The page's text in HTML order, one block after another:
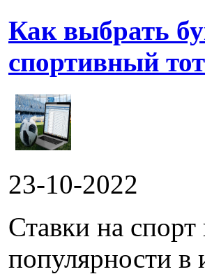
Как выбрать
спортивный
23-10-2022
Ставки на
популярности в